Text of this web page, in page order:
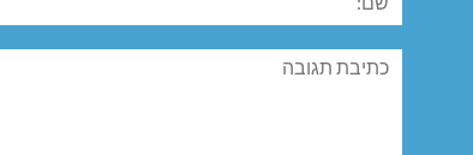
תגובה